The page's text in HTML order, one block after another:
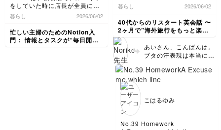
て早1週間ですが、今度
は梅雨の話になっていま
すね。時間が経つのは早
いですね☂️ 英語の方です
が、よくできていますよ
👍1つだけーit’s raining
られた時の会話を載せました。
汗でびしょびしょのお札を持ち
ながら、「切符が買えない」と
券売機の前で困っていた彼女。
暑さ厳しい京都でジーンズのポ
ケットから取り出したお札を私
に差し出したシーンは、私にと
って旅の思い出です😆
そのお札が使えないことは分か
っていたような😙
でも英語の勉強をさせてもらっ
たお礼として、切符をプレゼン
トした次第です。
しっかり話せた記憶は薄いです
to use this money.のと
ころ、これでもいいので
すが、厳密に言うと
moneyには、硬貨
coin(s)と紙幣🇬🇧
banknote(s)/🇺🇸bill(s)
の2種類がありますの
で、I tried to use this
banknote (OR bill).と
言うこともできるでしょ
wouldn’t take it. だった
さんのお好きな京都は国
内外から観光客が押し寄
をしていた時に店長が全員に共
有していて、都度、新作メニュ
ーのレシピや注意事項等が更新
されて とても便利でした(^^)
自分で自分のためにNotionを作
るというのは初めてでしたが、
暮らし 2026/06/02
忙しい主婦のためのNotion入
門： 情報とタスクが“毎日開け
see the Gundam statue?
B: Oh, cross this bridge and
you will find it right ahead.
It’s so big that you can’t miss
it.
A: Can we get the goods
there?
B: Yes. There is a Gundam
shop in the shopping mall
next to the statue.
A: Good to hear. My son
loves the anime.
B: So he will be excited to
see it.
A: He already is. Thank you
for your help.
暮らし 2026/06/02
40代からのリスタート英会話 〜
2ヶ月で”海外旅行をもっと楽し
める私"になる〜
あいさん、こんばんは。
ブタの汗表現は本当に不
かかないらしいですし。
調べてみると、いくつか
なのは「pig」が動物の
豚ではなく、金属精錬の
です。鉄を鋳造すると
こはるゆみ
No.39 Homework